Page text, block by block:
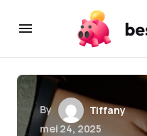
By
Tiffany
mei 24, 2025